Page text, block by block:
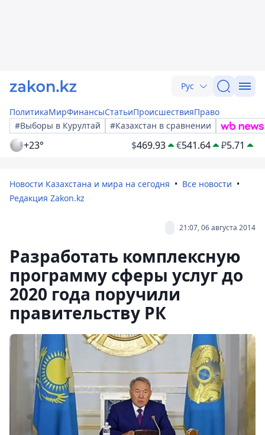
Рус
ПолитикаМирФинансыСтатьиПроисшествияПраво
#Выборы в Курултай
#Казахстан в сравнении
+23° $469.93 €541.64 ₽5.71
Новости Казахстана и мира на сегодня
Все новости
Редакция Zakon.kz
21:07, 06 августа 2014
Разработать комплексную
программу сферы услуг до
2020 года поручили
правительству РК